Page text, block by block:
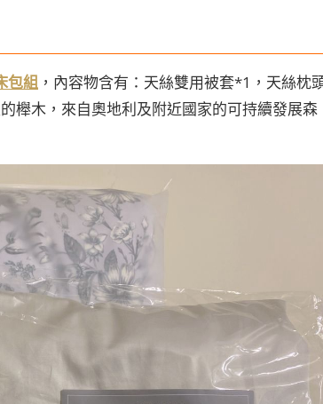
包組 ，內容物含有：天絲雙用被套*1，天絲枕
櫸木，來自奧地利及附近國家的可持續發展森